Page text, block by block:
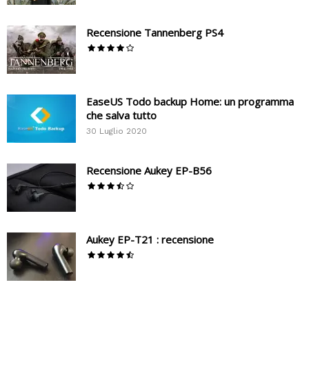
Recensione Tannenberg PS4
EaseUS Todo backup Home: un programma
che salva tutto
30 Luglio 2020
Recensione Aukey EP-B56
Aukey EP-T21 : recensione